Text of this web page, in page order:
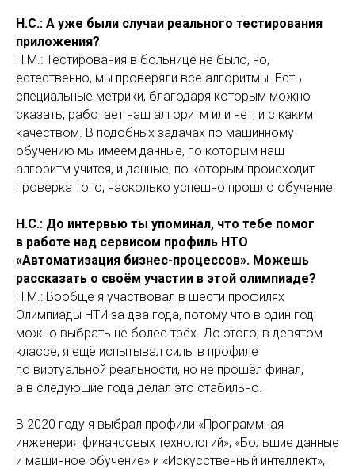
Н.С.: А уже были случаи реального тестирования
приложения?
Н.М.: Тестирования в больнице не было, но,
естественно, мы проверяли все алгоритмы. Есть
специальные метрики, благодаря которым можно
сказать, работает наш алгоритм или нет, и с каким
качеством. В подобных задачах по машинному
обучению мы имеем данные, по которым наш
алгоритм учится, и данные, по которым происходит
проверка того, насколько успешно прошло обучение.
Н.С.: До интервью ты упоминал, что тебе помог
в работе над сервисом профиль НТО
«Автоматизация бизнес-процессов». Можешь
рассказать о своём участии в этой олимпиаде?
Н.М.: Вообще я участвовал в шести профилях
Олимпиады НТИ за два года, потому что в один год
можно выбрать не более трёх. До этого, в девятом
классе, я ещё испытывал силы в профиле
по виртуальной реальности, но не прошёл финал,
а в следующие года делал это стабильно.
В 2020 году я выбрал профили «Программная
инженерия финансовых технологий», «Большие данные
и машинное обучение» и «Искусственный интеллект»,